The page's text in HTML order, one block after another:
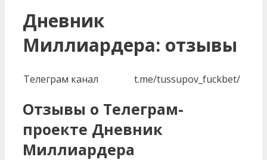
Дневник
Миллиардера: отзывы
Телеграм канал t.me/tussupov_fuckbet/
Отзывы о Телеграм-
проекте Дневник
Миллиардера